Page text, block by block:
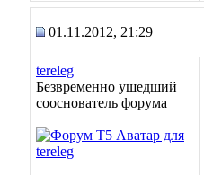
01.11.2012, 21:29
tereleg
Безвременно ушедший
сооснователь форума